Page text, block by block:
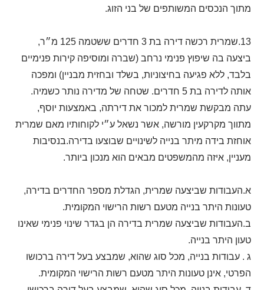
מתוך הנכסים המשותפים של בני הזוג.
13.שמרית רכשה דירה בת 3 חדרים ששטמה 125 מ״ר,
ביצעה בה שיפוץ פנימי נרחב (שברה ומוסיפה קירות פנימיים
בלבד, ללא פגיעה בחיצוניות, בשלד ובחזית מבניין) ומפכה
אותה לדירה בת 5 חדרים. שטחה של מדירה נותר כשמיה.
עתה מבקשת שמרית למכור את דירתה, באמצעות יוסף,
מתווך מקרקעין מורשה, אשר נשאל ע״י לקוחותיו מאם שמרית
אוחזת בידה מיתר בנייה לשינויים שבוצעו בדירה.בנסיבות
מעניין, איזה מהמשפטים מבאים הוא מנכון ביותר.
א.העבודות שביצעה שמרית, הגדלת מספר החדרים בדירה,
טעונות היתר בנייה מטעם רשות הרישוי המקומית.
ב.העבודות שביצעה שמרית בדירה הן בגדר שינוי פנימי שאינו
טעון היתר בנייה.
ג . עבודות בנייה, מכל סוג שהוא, שמבצע בעל דירה ברכושו
הפרטי, אינן טעונות היתר מטעם רשות הרישוי המקומית.